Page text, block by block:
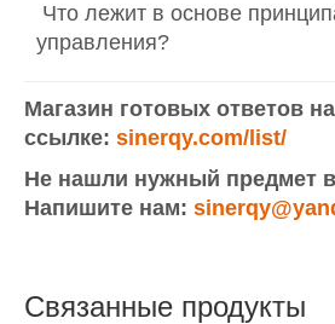
Что лежит в основе
управления?
Магазин готовых ответов на
ссылке: sinerqy.com/list/
Не нашли нужный предмет в
Напишите нам:
Связанные продукты